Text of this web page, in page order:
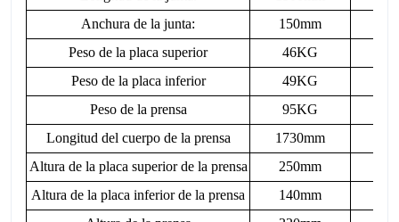
Anchura de la junta:
150mm
Peso de la placa superior
46KG
Peso de la placa inferior
49KG
Peso de la prensa
95KG
Longitud del cuerpo de la prensa
1730mm
Altura de la placa superior de la prensa
250mm
Altura de la placa inferior de la prensa
140mm